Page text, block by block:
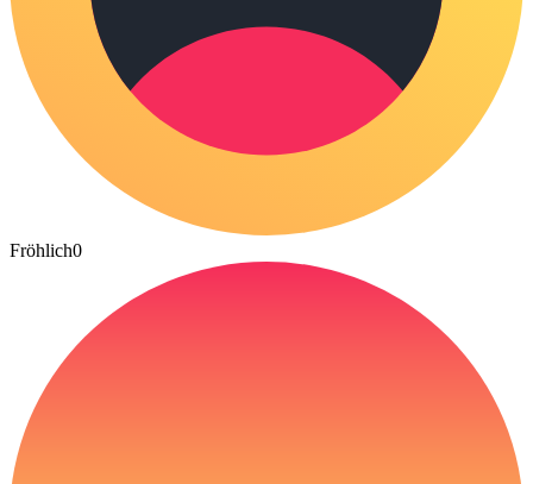
Fröhlich0